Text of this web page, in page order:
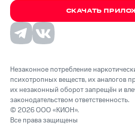
СКАЧАТЬ
Незаконное потребление
психотропных веществ, их аналогов
их незаконный оборот запрещён и
законодательством ответственность.
© 2026 ООО «КИОН».
Все права защищены